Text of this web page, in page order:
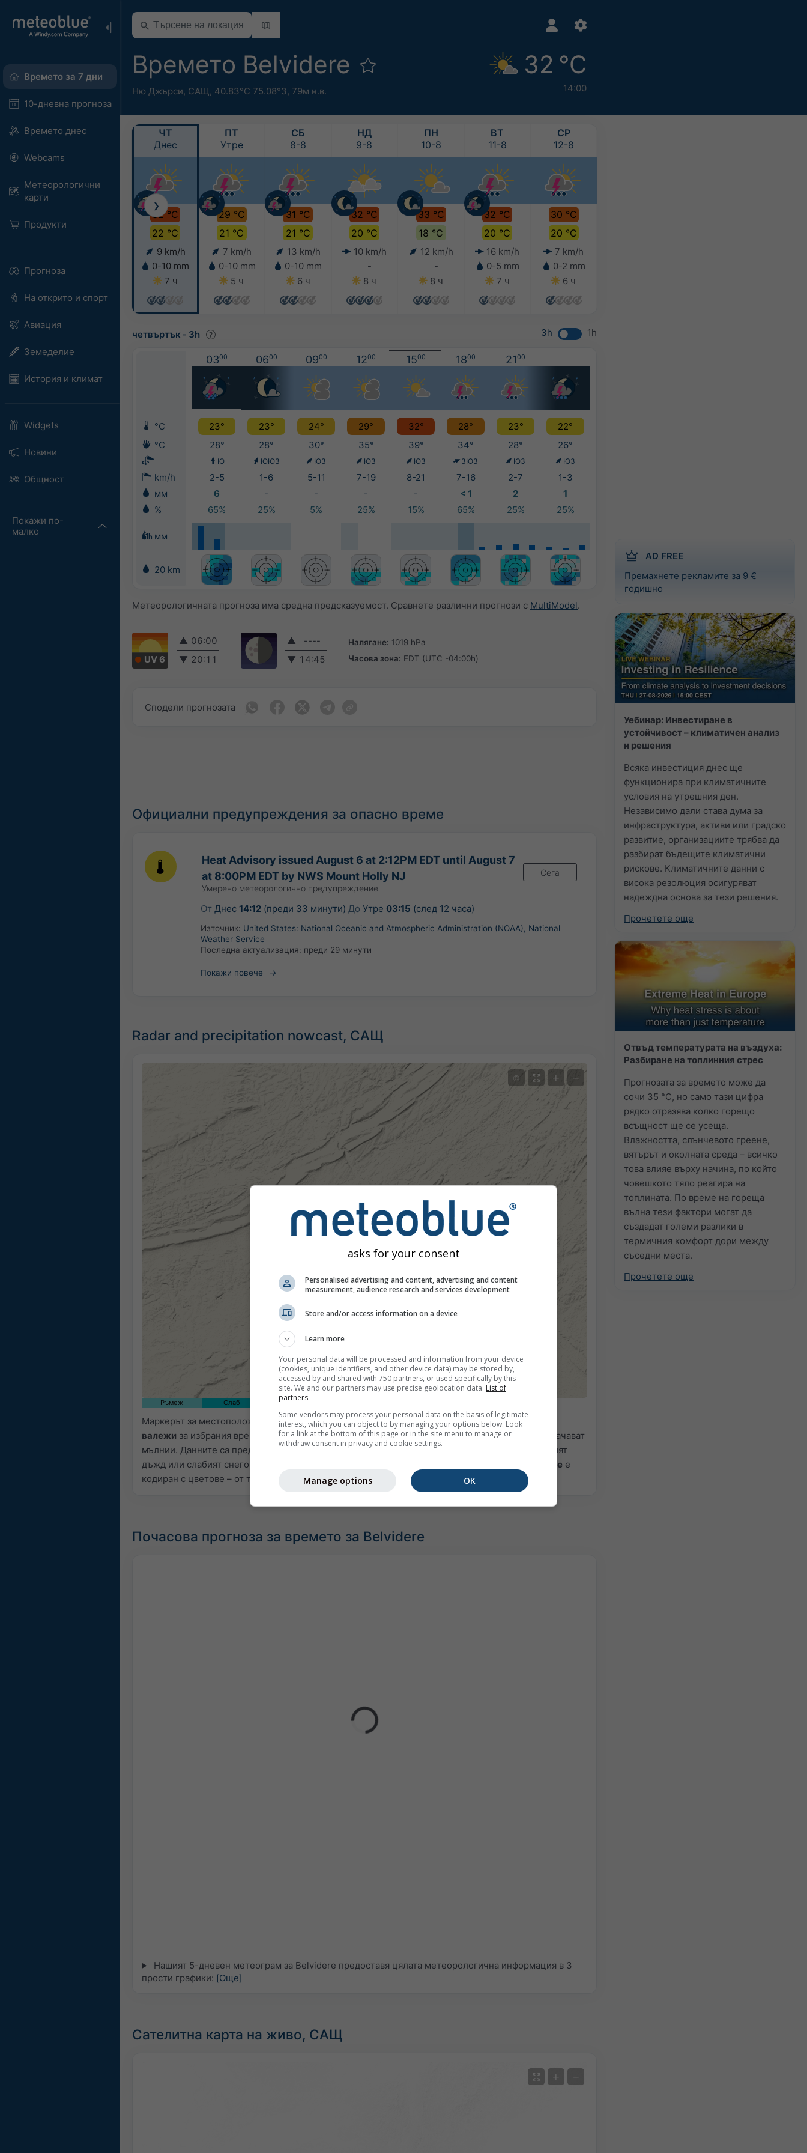
Времето за 7 дни
10-дневна прогноза
Времето днес
Webcams
Метеорологични
карти
Продукти
Прогноза
На открито и спорт
Авиация
Земеделие
История и климат
Widgets
Новини
Общност
Покажи по-
малко
Времето Belvidere
Ню Джърси, САЩ , 40.83°С 75.08°З, 79м н.в.
32 °C
14:00
AD FREE
Премахнете рекламите за 9 €
годишно
Уебинар: Инвестиране в
устойчивост – климатичен анализ
и решения
Всяка инвестиция днес ще
функционира при климатичните
условия на утрешния ден.
Независимо дали става дума за
инфраструктура, активи или градско
развитие, организациите трябва да
разбират бъдещите климатични
рискове. Климатичните данни с
висока резолюция осигуряват
надеждна основа за тези решения.
Прочетете още
Отвъд температурата на въздуха:
Разбиране на топлинния стрес
Прогнозата за времето може да
сочи 35 °C, но само тази цифра
рядко отразява колко горещо
всъщност ще се усеща.
Влажността, слънчевото греене,
вятърът и околната среда – всичко
това влияе върху начина, по който
човешкото тяло реагира на
топлината. По време на гореща
вълна тези фактори могат да
създадат големи разлики в
термичния комфорт дори между
съседни места.
Прочетете още
ЧТ
Днес
32 °C
22 °C
9 km/h
0-10 mm
7 ч
ПТ
Утре
29 °C
21 °C
7 km/h
0-10 mm
5 ч
СБ
8-8
31 °C
21 °C
13 km/h
0-10 mm
6 ч
НД
9-8
32 °C
20 °C
10 km/h
-
8 ч
ПН
10-8
33 °C
18 °C
12 km/h
-
8 ч
ВТ
11-8
32 °C
20 °C
16 km/h
0-5 mm
7 ч
СР
12-8
30 °C
20 °C
7 km/h
0-2 mm
6 ч
❯
четвъртък - 3h 3h 1h
0300 0600 0900 1200 1500 1800 2100
°C 23° 23° 24° 29° 32° 28° 23°
22°
°C
28° 28° 30° 35° 39° 34° 28° 26°
Ю ЮЮЗ ЮЗ ЮЗ ЮЗ ЗЮЗ ЮЗ ЮЗ
km/h 2-5 1-6 5-11 7-19 8-21 7-16 2-7
1-3
мм
6 - - - - < 1 2
1
%
65% 25% 5% 25% 15% 65% 25% 25%
мм
20 km
Метеорологичната прогноза има средна предсказуемост. Сравнете различни прогнози с MultiModel.
UV 6
▲ 06:00
▼ 20:11
▲
----
▼ 14:45
Налягане: 1019 hPa
Часова зона: EDT (UTC -04:00h)
Сподели прогнозата
Официални предупреждения за опасно време
Heat Advisory issued August 6 at 2:12PM EDT until August 7
at 8:00PM EDT by NWS Mount Holly NJ
Умерено метеорологично предупреждение
Сега
От Днес 14:12(преди 33 минути) До Утре 03:15 (след 12 часа)
Източник: United States: National Oceanic and Atmospheric Administration (NOAA), National
Weather Service
Последна актуализация: преди 29 минути
Покажи повече
Radar and precipitation nowcast, САЩ
© + −
Ръмеж Слаб Умерено
Маркерът за местоположение е поставен върху Belvidere. Тази анимация показва радара за
валежи за избрания времеви интервал, както ипрогноза за 2h. Оранжевите кръстчета обозначават
мълнии. Данните са предоставени от
nowcast.de
(налични в САЩ, Европа и Австралия). Ситният
дъжд или слабият снеговалеж може да бъдат невидими за радара.
Интензитетът на валежите е
кодиран с цветове – от тюркоаз до червено.
Почасова прогноза за времето за Belvidere
Нашият 5-дневен метеограм за Belvidere предоставя цялата метеорологична информация в 3
прости графики: [Още]
Сателитна карта на живо, САЩ
+ −
asks for your consent
Personalised advertising and content, advertising and content
measurement, audience research and services development
Store and/or access information on a device
Learn more
Your personal data will be processed and information from your device
(cookies, unique identifiers, and other device data) may be stored by,
accessed by and shared with 750 partners, or used specifically by this
site. We and our partners may use precise geolocation data. List of
partners.
Some vendors may process your personal data on the basis of legitimate
interest, which you can object to by managing your options below. Look
for a link at the bottom of this page or in the site menu to manage or
withdraw consent in privacy and cookie settings.
OK
Manage options